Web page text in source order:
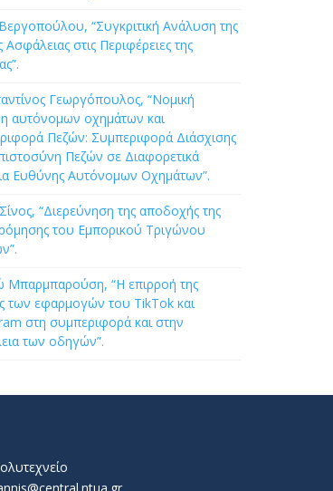
“Συγκριτική Ανάλυση της
Ασφάλειας στις Περιφέρειες της
Γεωργόπουλος, “Νομική
αυτόνομων οχημάτων και
Πεζών: Συμπεριφορά Διάσχισης
Πεζών σε Διαφορετικά
Ευθύνης Αυτόνομων Οχημάτων”.
“Διερεύνηση της αποδοχής της
του Εμπορικού Τριγώνου
Μπαρμπαρούση, “Η επιρροή της
των εφαρμογών του TikTok και
στη συμπεριφορά και στην
των οδηγών”.